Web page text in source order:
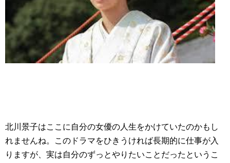
北川景子はここに自分の女優の人生をかけていたのかもし
れませんね。このドラマをひきうければ長期的に仕事が入
りますが、実は自分のずっとやりたいことだったというこ